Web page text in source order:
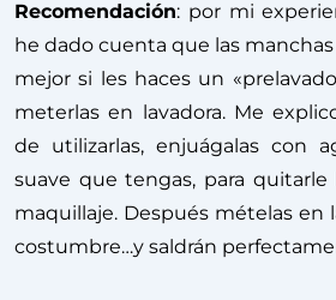
Recomendación: por mi
he dado cuenta que las
mejor si les haces un
meterlas en lavadora. Me
de utilizarlas, enjuágalas con
suave que tengas, para quitarle
maquillaje. Después mételas en
costumbre…y saldrán